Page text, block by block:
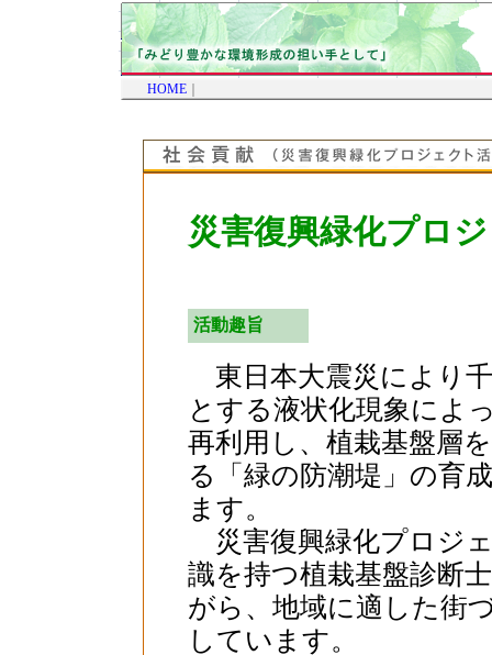
HOME
災害復興緑化プロ
活動趣旨
東日本大震災により
とする液状化現象によ
再利用し、植栽基盤層
る「緑の防潮堤」の育
ます。
災害復興緑化プロジ
識を持つ植栽基盤診断
がら、地域に適した街
しています。